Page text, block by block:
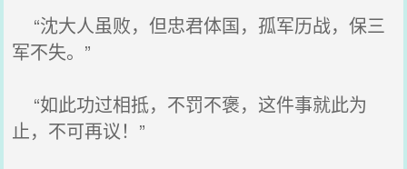
“沈大人虽败，但忠君体国，孤军历战，保三
军不失。”
“如此功过相抵，不罚不褒，这件事就此为
止，不可再议！”